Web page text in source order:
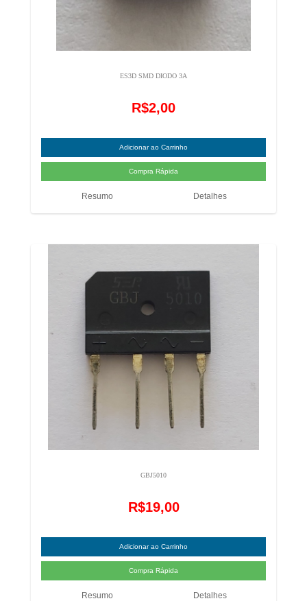
ES3D SMD DIODO 3A
R$2,00
Resumo Detalhes
GBJ5010
R$19,00
Resumo Detalhes